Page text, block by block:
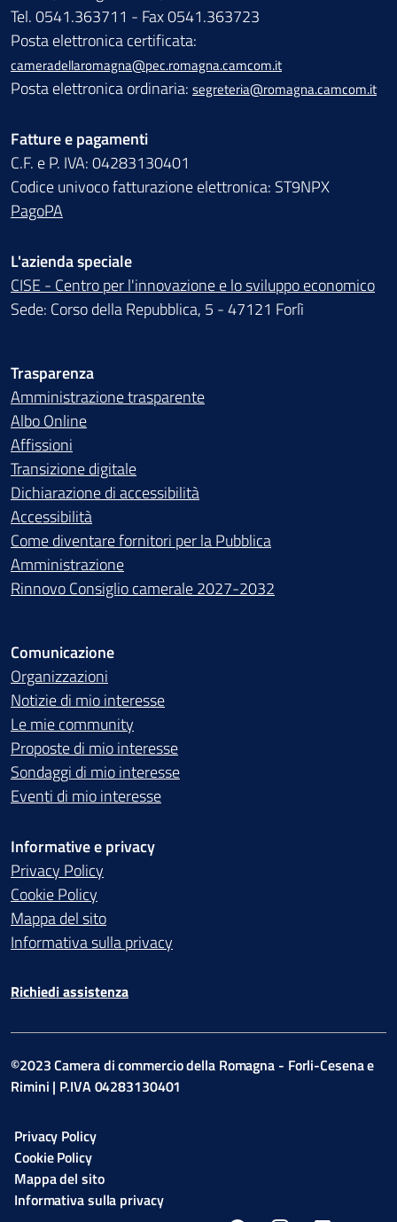
Tel. 0541.363711 - Fax 0541.363723
Posta elettronica certificata:
cameradellaromagna@pec.romagna.camcom.it
Posta elettronica ordinaria: segreteria@romagna.camcom.it
Fatture e pagamenti
C.F. e P. IVA: 04283130401
Codice univoco fatturazione elettronica: ST9NPX
PagoPA
L'azienda speciale
CISE - Centro per l'innovazione e lo sviluppo economico
Sede: Corso della Repubblica, 5 - 47121 Forlì
Trasparenza
Amministrazione trasparente
Albo Online
Affissioni
Transizione digitale
Dichiarazione di accessibilità
Accessibilità
Come diventare fornitori per la Pubblica
Amministrazione
Rinnovo Consiglio camerale 2027-2032
Comunicazione
Organizzazioni
Notizie di mio interesse
Le mie community
Proposte di mio interesse
Sondaggi di mio interesse
Eventi di mio interesse
Informative e privacy
Privacy Policy
Cookie Policy
Mappa del sito
Informativa sulla privacy
Richiedi assistenza
©2023 Camera di commercio della Romagna - Forli-Cesena e
Rimini | P.IVA 04283130401
Privacy Policy
Cookie Policy
Mappa del sito
Informativa sulla privacy